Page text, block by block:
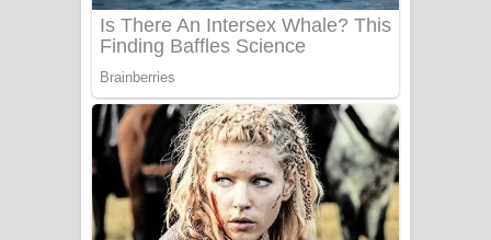
ගීතයේ පද පෙළ
Katakara Song Lyrics - කටකාර ගීතයේ
පද පෙළ
Tharu Yaye Dilena Song Lyrics - තරු
යායේ දිලෙනා ගීතයේ පද පෙළ